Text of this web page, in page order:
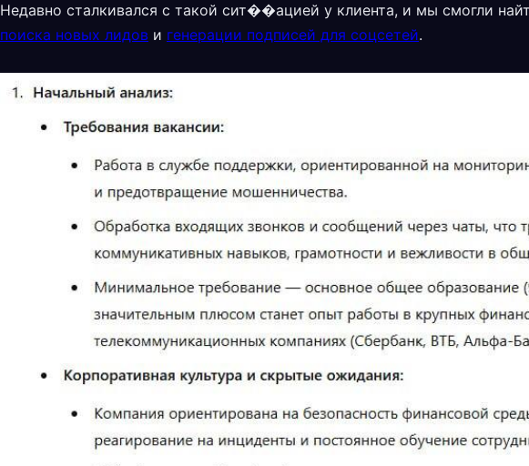
Недавно сталкивался с такой сит��ацией у клиента, и мы смогли
поиска новых лидов и генерации подписей для соцсетей.